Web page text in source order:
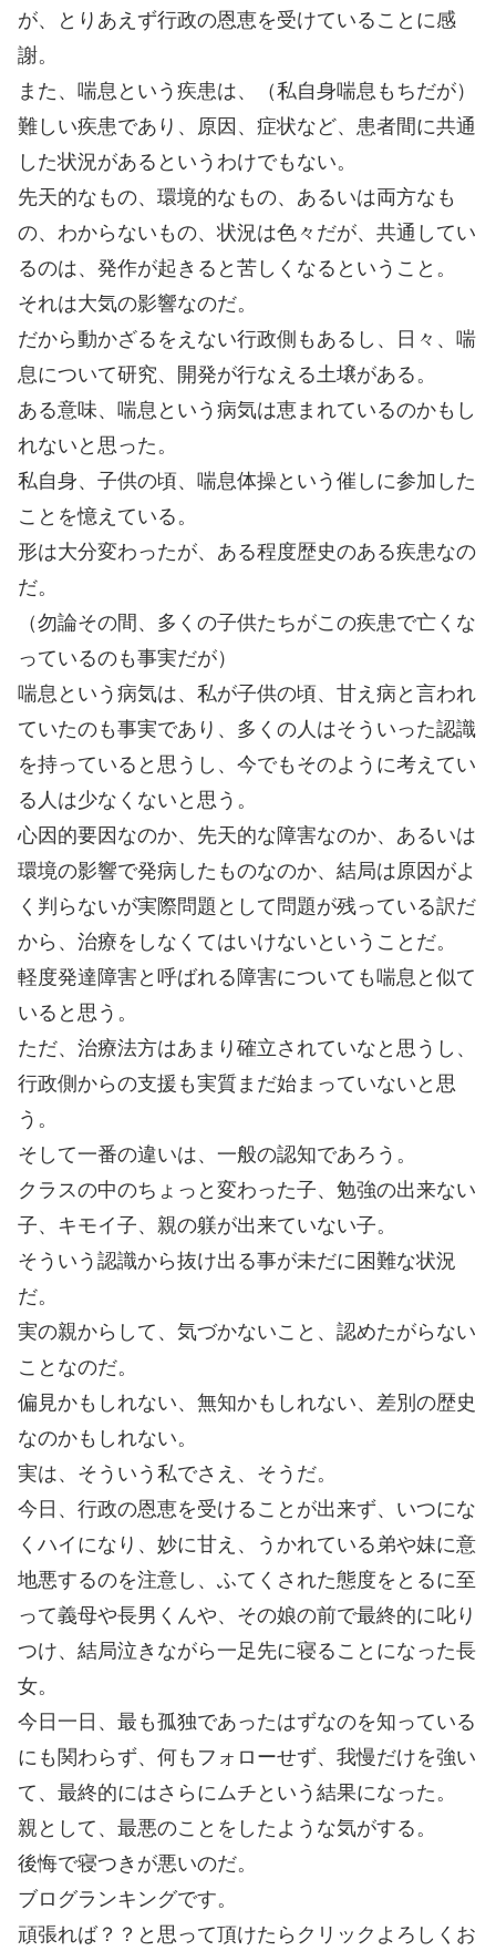
が、とりあえず行政の恩恵を受けていることに感
謝。
また、喘息という疾患は、（私自身喘息もちだが）
難しい疾患であり、原因、症状など、患者間に共通
した状況があるというわけでもない。
先天的なもの、環境的なもの、あるいは両方なも
の、わからないもの、状況は色々だが、共通してい
るのは、発作が起きると苦しくなるということ。
それは大気の影響なのだ。
だから動かざるをえない行政側もあるし、日々、喘
息について研究、開発が行なえる土壌がある。
ある意味、喘息という病気は恵まれているのかもし
れないと思った。
私自身、子供の頃、喘息体操という催しに参加した
ことを憶えている。
形は大分変わったが、ある程度歴史のある疾患なの
だ。
（勿論その間、多くの子供たちがこの疾患で亡くな
っているのも事実だが）
喘息という病気は、私が子供の頃、甘え病と言われ
ていたのも事実であり、多くの人はそういった認識
を持っていると思うし、今でもそのように考えてい
る人は少なくないと思う。
心因的要因なのか、先天的な障害なのか、あるいは
環境の影響で発病したものなのか、結局は原因がよ
く判らないが実際問題として問題が残っている訳だ
から、治療をしなくてはいけないということだ。
軽度発達障害と呼ばれる障害についても喘息と似て
いると思う。
ただ、治療法方はあまり確立されていなと思うし、
行政側からの支援も実質まだ始まっていないと思
う。
そして一番の違いは、一般の認知であろう。
クラスの中のちょっと変わった子、勉強の出来ない
子、キモイ子、親の躾が出来ていない子。
そういう認識から抜け出る事が未だに困難な状況
だ。
実の親からして、気づかないこと、認めたがらない
ことなのだ。
偏見かもしれない、無知かもしれない、差別の歴史
なのかもしれない。
実は、そういう私でさえ、そうだ。
今日、行政の恩恵を受けることが出来ず、いつにな
くハイになり、妙に甘え、うかれている弟や妹に意
地悪するのを注意し、ふてくされた態度をとるに至
って義母や長男くんや、その娘の前で最終的に叱り
つけ、結局泣きながら一足先に寝ることになった長
女。
今日一日、最も孤独であったはずなのを知っている
にも関わらず、何もフォローせず、我慢だけを強い
て、最終的にはさらにムチという結果になった。
親として、最悪のことをしたような気がする。
後悔で寝つきが悪いのだ。
ブログランキングです。
頑張れば？？と思って頂けたらクリックよろしくお